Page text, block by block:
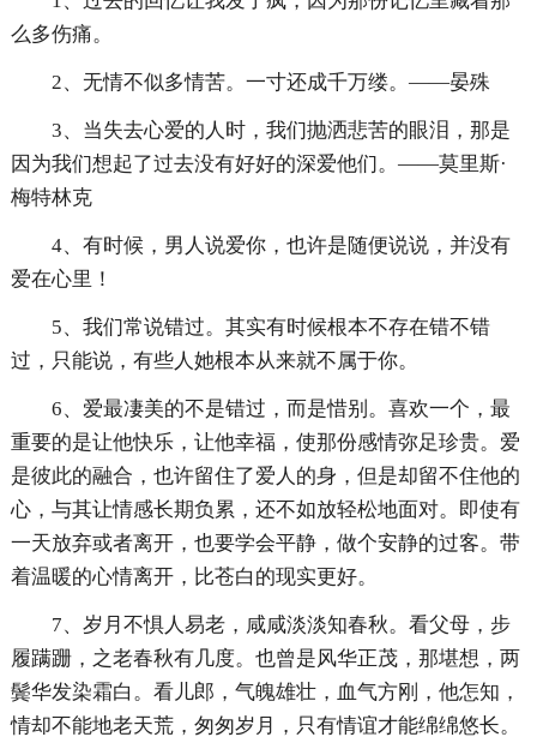
么多伤痛。
2、无情不似多情苦。一寸还成千万缕。——晏殊
3、当失去心爱的人时，我们抛洒悲苦的眼泪，那是
因为我们想起了过去没有好好的深爱他们。——莫里斯·
梅特林克
4、有时候，男人说爱你，也许是随便说说，并没有
爱在心里！
5、我们常说错过。其实有时候根本不存在错不错
过，只能说，有些人她根本从来就不属于你。
6、爱最凄美的不是错过，而是惜别。喜欢一个，最
重要的是让他快乐，让他幸福，使那份感情弥足珍贵。爱
是彼此的融合，也许留住了爱人的身，但是却留不住他的
心，与其让情感长期负累，还不如放轻松地面对。即使有
一天放弃或者离开，也要学会平静，做个安静的过客。带
着温暖的心情离开，比苍白的现实更好。
7、岁月不惧人易老，咸咸淡淡知春秋。看父母，步
履蹒跚，之老春秋有几度。也曾是风华正茂，那堪想，两
鬓华发染霜白。看儿郎，气魄雄壮，血气方刚，他怎知，
情却不能地老天荒，匆匆岁月，只有情谊才能绵绵悠长。